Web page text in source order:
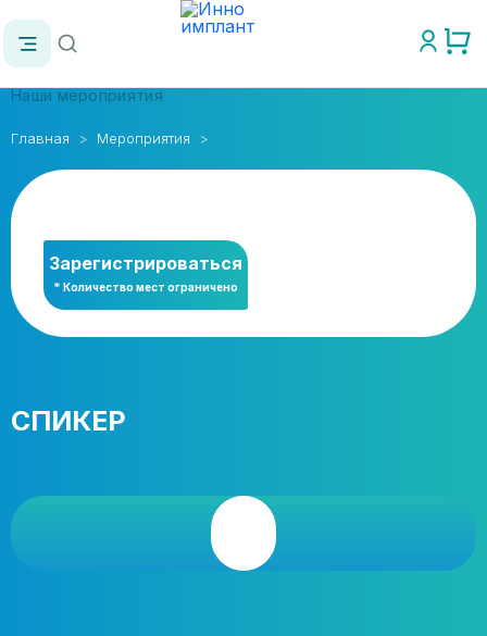
Наши мероприятия
Главная Мероприятия
Зарегистрироваться
* Количество мест ограничено
СПИКЕР